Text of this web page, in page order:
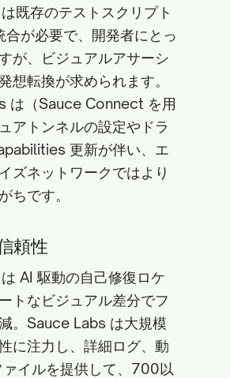
既存のテストスクリプト
合が必要で、開発者にとっ
が、ビジュアルアサーシ
想転換が求められます。
は（Sauce Connect を用
アトンネルの設定やドラ
更新が伴い、エ
ズネットワークではより
ちです。
頼性
AI 駆動の自己修復ロケ
トなビジュアル差分でフ
。Sauce Labs は大規模
に注力し、詳細ログ、動
ァイルを提供して、700以